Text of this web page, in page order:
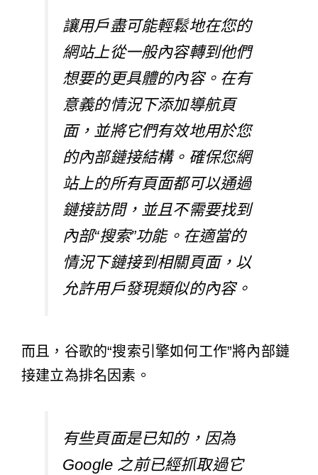
讓用戶盡可能輕鬆地在您的
網站上從一般內容轉到他們
想要的更具體的內容。在有
意義的情況下添加導航頁
面，並將它們有效地用於您
的內部鏈接結構。確保您網
站上的所有頁面都可以通過
鏈接訪問，並且不需要找到
內部“搜索”功能。在適當的
情況下鏈接到相關頁面，以
允許用戶發現類似的內容。
而且，谷歌的“搜索引擎如何工作”將內部鏈
接建立為排名因素。
有些頁面是已知的，因為
Google 之前已經抓取過它